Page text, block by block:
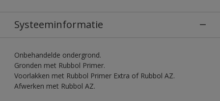
Systeeminformatie
Onbehandelde ondergrond.
Gronden met Rubbol Primer.
Voorlakken met Rubbol Primer Extra of Rubbol AZ.
Afwerken met Rubbol AZ.